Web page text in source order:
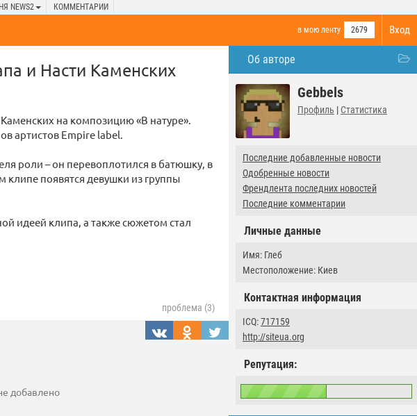
NEWS2 КОММЕНТАРИИ
Вход
в мою ленту 2679
Об авторе
Gebbels
Профиль | Статистика
Последние добавленные новости
Одобренные новости
Френдлента последних новостей
Последние комментарии
Личные данные
Имя: Глеб
Местоположение: Киев
Контактная информация
ICQ:717159
http://siteua.org
Репутация:
и Насти Каменских
на композицию «В натуре».
артистов Empire label.
роли – он перевоплотился в батюшку, в
клипе появятся девушки из группы
идеей клипа, а также сюжетом стал
проблема (3)
добавлено